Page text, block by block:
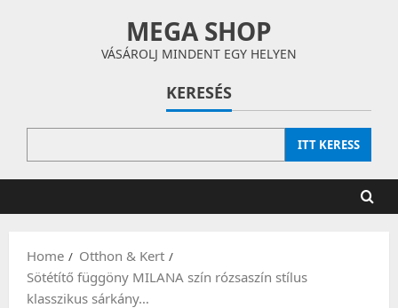
MEGA SHOP
VÁSÁROLJ MINDENT EGY HELYEN
KERESÉS
ITT KERESS
Home
Otthon & Kert
Sötétítő függöny MILANA szín rózsaszín stílus
klasszikus sárkány…